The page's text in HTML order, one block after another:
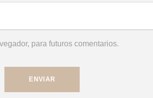
para futuros comentarios.